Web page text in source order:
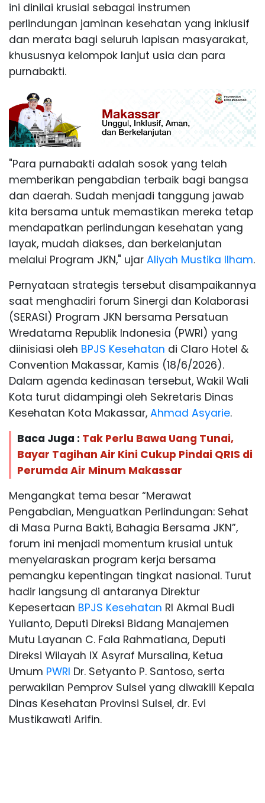
ini dinilai krusial sebagai instrumen
perlindungan jaminan kesehatan yang inklusif
dan merata bagi seluruh lapisan masyarakat,
khususnya kelompok lanjut usia dan para
purnabakti.
"Para purnabakti adalah sosok yang telah
memberikan pengabdian terbaik bagi bangsa
dan daerah. Sudah menjadi tanggung jawab
kita bersama untuk memastikan mereka tetap
mendapatkan perlindungan kesehatan yang
layak, mudah diakses, dan berkelanjutan
melalui Program JKN," ujar Aliyah Mustika Ilham.
Pernyataan strategis tersebut disampaikannya
saat menghadiri forum Sinergi dan Kolaborasi
(SERASI) Program JKN bersama Persatuan
Wredatama Republik Indonesia (PWRI) yang
diinisiasi oleh BPJS Kesehatan di Claro Hotel &
Convention Makassar, Kamis (18/6/2026).
Dalam agenda kedinasan tersebut, Wakil Wali
Kota turut didampingi oleh Sekretaris Dinas
Kesehatan Kota Makassar, Ahmad Asyarie.
Baca Juga : Tak Perlu Bawa Uang Tunai,
Bayar Tagihan Air Kini Cukup Pindai QRIS di
Perumda Air Minum Makassar
Mengangkat tema besar “Merawat
Pengabdian, Menguatkan Perlindungan: Sehat
di Masa Purna Bakti, Bahagia Bersama JKN”,
forum ini menjadi momentum krusial untuk
menyelaraskan program kerja bersama
pemangku kepentingan tingkat nasional. Turut
hadir langsung di antaranya Direktur
Kepesertaan BPJS Kesehatan RI Akmal Budi
Yulianto, Deputi Direksi Bidang Manajemen
Mutu Layanan C. Fala Rahmatiana, Deputi
Direksi Wilayah IX Asyraf Mursalina, Ketua
Umum PWRI Dr. Setyanto P. Santoso, serta
perwakilan Pemprov Sulsel yang diwakili Kepala
Dinas Kesehatan Provinsi Sulsel, dr. Evi
Mustikawati Arifin.